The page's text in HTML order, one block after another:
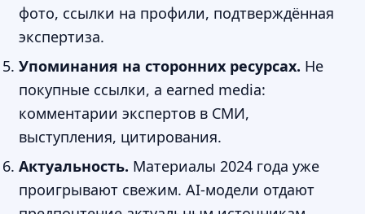
фото, ссылки на профили, подтверждённая
экспертиза.
Упоминания на сторонних ресурсах. Не
покупные ссылки, а earned media:
комментарии экспертов в СМИ,
выступления, цитирования.
Актуальность. Материалы 2024 года уже
проигрывают свежим. AI-модели отдают